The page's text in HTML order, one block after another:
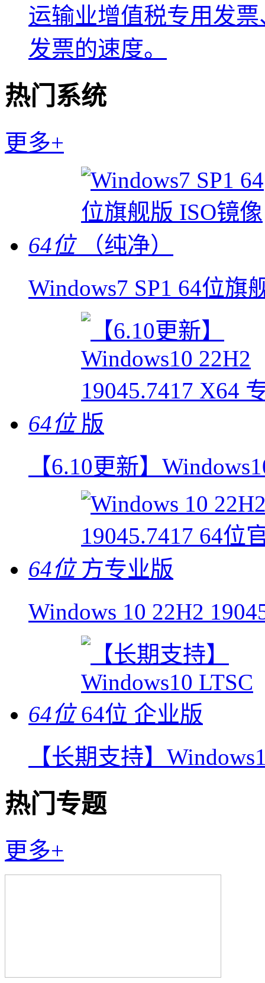
运输业增值税专用发
发票的速度。
热门系统
更多+
64位
Windows7 SP1 64位旗
64位
【6.10更新】
64位
Windows 10 22H2
64位
【长期支持】
热门专题
更多+